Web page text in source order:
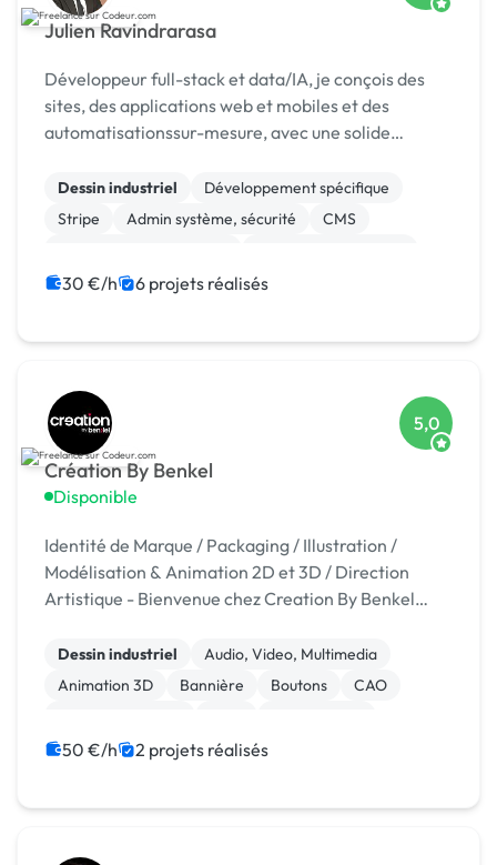
Julien Ravindrarasa
Développeur full-stack et data/IA, je conçois des
sites, des applications web et mobiles et des
automatisationssur-mesure, avec une solide
Stripe.
Dessin industriel
Développement spécifique
Stripe
Admin système, sécurité
CMS
Gestion site web
Installation de Script
30 €/h 6 projets réalisés
Création By Benkel
Disponible
5,0
Identité de Marque / Packaging / Illustration /
Modélisation & Animation 2D et 3D / Direction
Artistique - Bienvenue chez Creation By Benkel
Alicante, Espagne ! Chez Creation , nous sommes
p...
Dessin industriel
Audio, Video, Multimedia
Animation 3D
Bannière Boutons
CAO
Motion design
50 €/h 2 projets réalisés